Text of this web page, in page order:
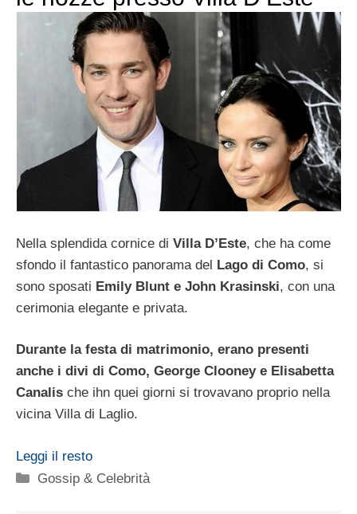
Nella splendida cornice di Villa D’Este, che ha come
sfondo il fantastico panorama del Lago di Como, si
sono sposati Emily Blunt e John Krasinski, con una
cerimonia elegante e privata.
Durante la festa di matrimonio, erano presenti
anche i divi di Como, George Clooney e Elisabetta
Canalis che ihn quei giorni si trovavano proprio nella
vicina Villa di Laglio.
Leggi il resto
Categorie
Gossip & Celebrità